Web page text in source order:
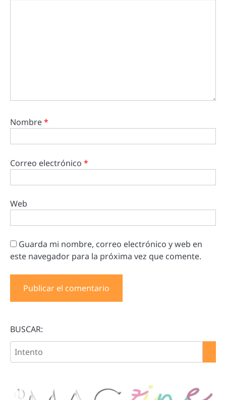
Nombre*
Correo electrónico *
Web
Guarda mi nombre, correo electrónico y web en
este navegador para la próxima vez que comente.
BUSCAR: